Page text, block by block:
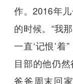
作。2016年
的时候。“我
一直‘记恨’
目部的他仍
爸爸周末回